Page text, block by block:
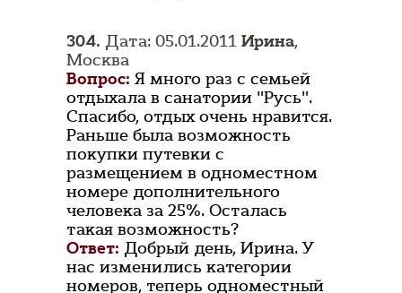
304. Дата: 05.01.2011 Ирина,
Москва
Вопрос: Я много раз с семьей
отдыхала в санатории "Русь".
Спасибо, отдых очень нравится.
Раньше была возможность
покупки путевки с
размещением в одноместном
номере дополнительного
человека за 25%. Осталась
такая возможность?
Ответ: Добрый день, Ирина. У
нас изменились категории
номеров, теперь одноместный